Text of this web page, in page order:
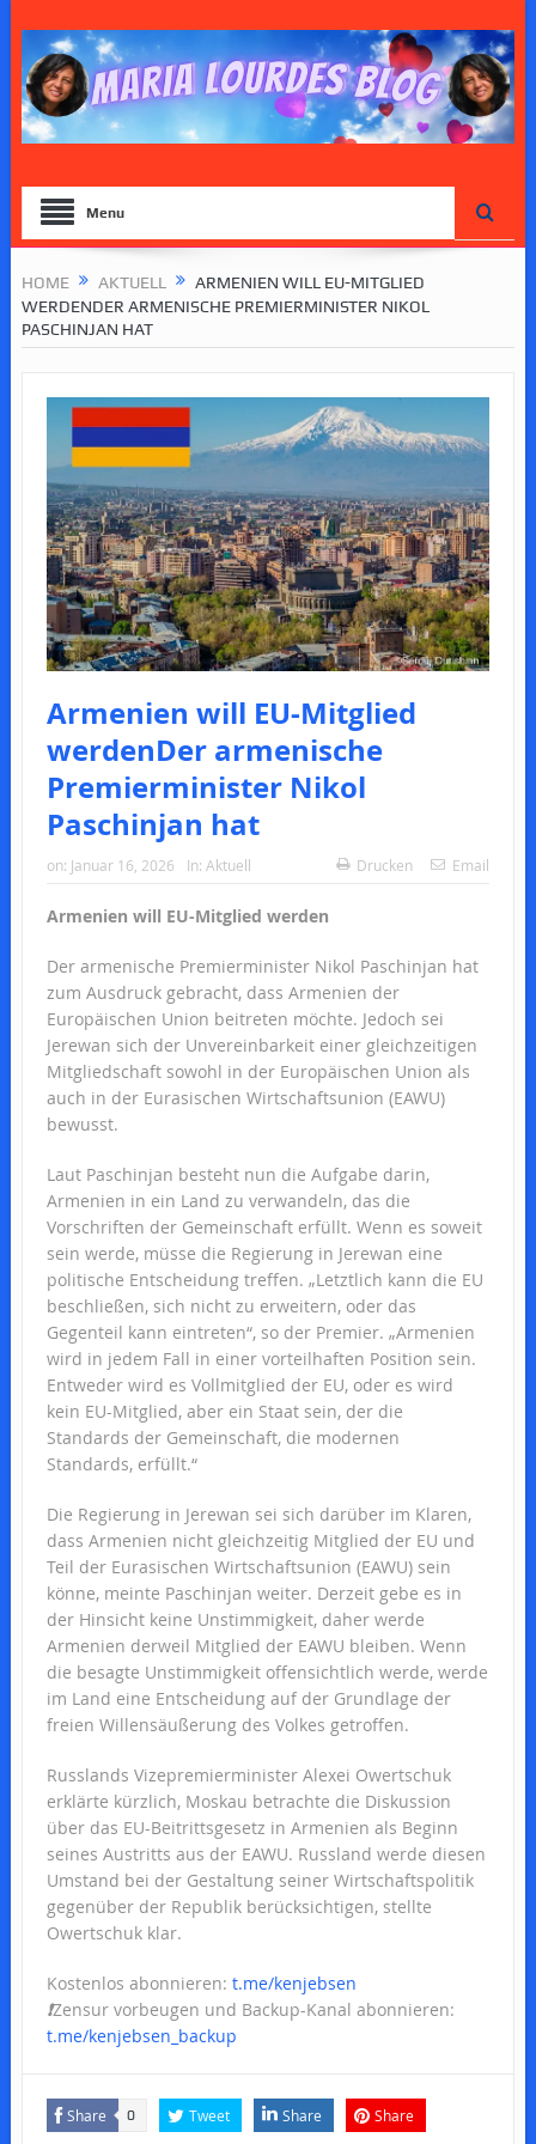
Menu
HOME AKTUELL
ARMENIEN WILL EU-MITGLIED
WERDENDER ARMENISCHE PREMIERMINISTER NIKOL
PASCHINJAN HAT
Armenien will EU-Mitglied
werdenDer armenische
Premierminister Nikol
Paschinjan hat
on: Januar 16, 2026 In: Aktuell Drucken Email
Armenien will EU-Mitglied werden
Der armenische Premierminister Nikol Paschinjan hat
zum Ausdruck gebracht, dass Armenien der
Europäischen Union beitreten möchte. Jedoch sei
Jerewan sich der Unvereinbarkeit einer gleichzeitigen
Mitgliedschaft sowohl in der Europäischen Union als
auch in der Eurasischen Wirtschaftsunion (EAWU)
bewusst.
Laut Paschinjan besteht nun die Aufgabe darin,
Armenien in ein Land zu verwandeln, das die
Vorschriften der Gemeinschaft erfüllt. Wenn es soweit
sein werde, müsse die Regierung in Jerewan eine
politische Entscheidung treffen. „Letztlich kann die EU
beschließen, sich nicht zu erweitern, oder das
Gegenteil kann eintreten“, so der Premier. „Armenien
wird in jedem Fall in einer vorteilhaften Position sein.
Entweder wird es Vollmitglied der EU, oder es wird
kein EU-Mitglied, aber ein Staat sein, der die
Standards der Gemeinschaft, die modernen
Standards, erfüllt.“
Die Regierung in Jerewan sei sich darüber im Klaren,
dass Armenien nicht gleichzeitig Mitglied der EU und
Teil der Eurasischen Wirtschaftsunion (EAWU) sein
könne, meinte Paschinjan weiter. Derzeit gebe es in
der Hinsicht keine Unstimmigkeit, daher werde
Armenien derweil Mitglied der EAWU bleiben. Wenn
die besagte Unstimmigkeit offensichtlich werde, werde
im Land eine Entscheidung auf der Grundlage der
freien Willensäußerung des Volkes getroffen.
Russlands Vizepremierminister Alexei Owertschuk
erklärte kürzlich, Moskau betrachte die Diskussion
über das EU-Beitrittsgesetz in Armenien als Beginn
seines Austritts aus der EAWU. Russland werde diesen
Umstand bei der Gestaltung seiner Wirtschaftspolitik
gegenüber der Republik berücksichtigen, stellte
Owertschuk klar.
Kostenlos abonnieren: t.me/kenjebsen
❗️Zensur vorbeugen und Backup-Kanal abonnieren:
t.me/kenjebsen_backup
Share 0 Tweet Share Share